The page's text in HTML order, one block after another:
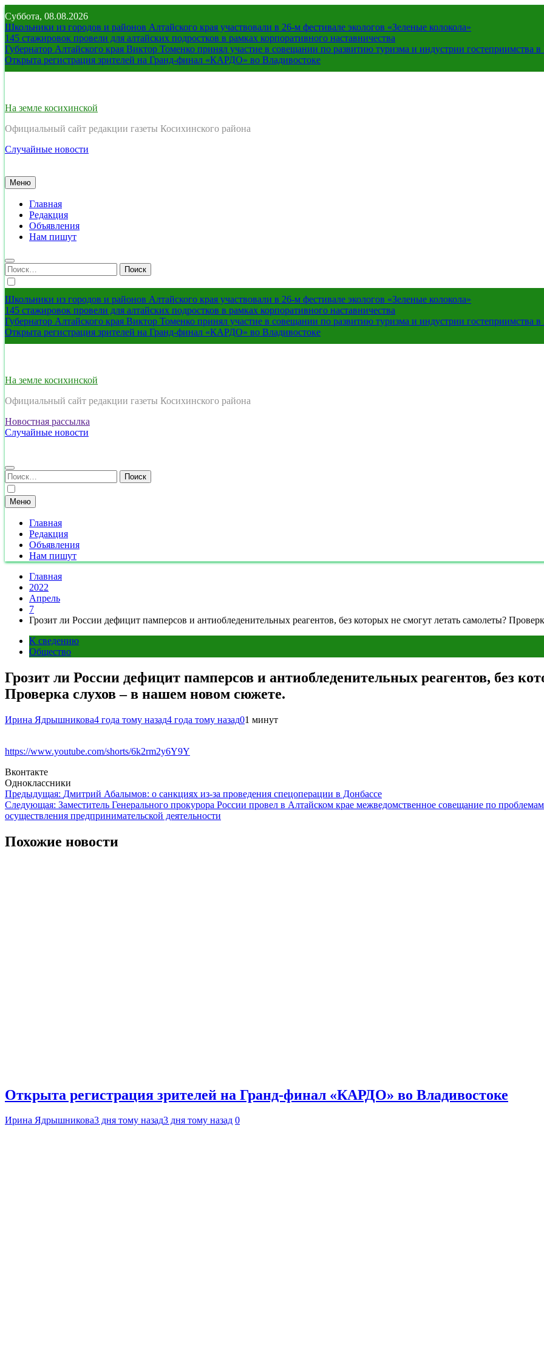
Перейти
к
содержимому
Суббота, 08.08.2026
Школьники из городов и районов Алтайского края участвовали в 26-м фестивале экологов «Зеленые колокола»
145 стажировок провели для алтайских подростков в рамках корпоративного наставничества
Губернатор Алтайского края Виктор Томенко принял участие в совещании по развитию туризма и индустрии гостеприимства
Открыта регистрация зрителей на Гранд-финал «КАРДО» во Владивостоке
На земле косихинской
Официальный сайт редакции газеты Косихинского района
Случайные новости
Меню
Главная
Редакция
Объявления
Нам пишут
Найти:
Школьники из городов и районов Алтайского края участвовали в 26-м фестивале экологов «Зеленые колокола»
145 стажировок провели для алтайских подростков в рамках корпоративного наставничества
Губернатор Алтайского края Виктор Томенко принял участие в совещании по развитию туризма и индустрии гостеприимства
Открыта регистрация зрителей на Гранд-финал «КАРДО» во Владивостоке
На земле косихинской
Официальный сайт редакции газеты Косихинского района
Новостная рассылка
Случайные новости
Найти:
Меню
Главная
Редакция
Объявления
Нам пишут
Главная
2022
Апрель
7
Грозит ли России дефицит памперсов и антиобледенительных реагентов, без которых не смогут летать самолеты?
К сведению
Общество
Грозит ли России дефицит памперсов и антиобледенительных реагентов, без
Проверка слухов – в нашем новом сюжете.
Ирина Ядрышникова4 года тому назад4 года тому назад01 минут
https://www.youtube.com/shorts/6k2rm2y6Y9Y
Вконтакте
Одноклассники
Навигация
по
Предыдущая: Дмитрий Абалымов: о санкциях из-за проведения спецоперации в Донбассе
Следующая: Заместитель Генерального прокурора России провел в Алтайском крае межведомственное совещание по
осуществления предпринимательской деятельности
Похожие новости
Открыта регистрация зрителей на Гранд-финал «КАРДО» во Владивостоке
Ирина Ядрышникова3 дня тому назад3 дня тому назад 0